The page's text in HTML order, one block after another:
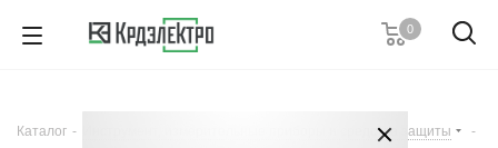
0
Каталог - Инструмент, измерительные приборы и средства защиты
-